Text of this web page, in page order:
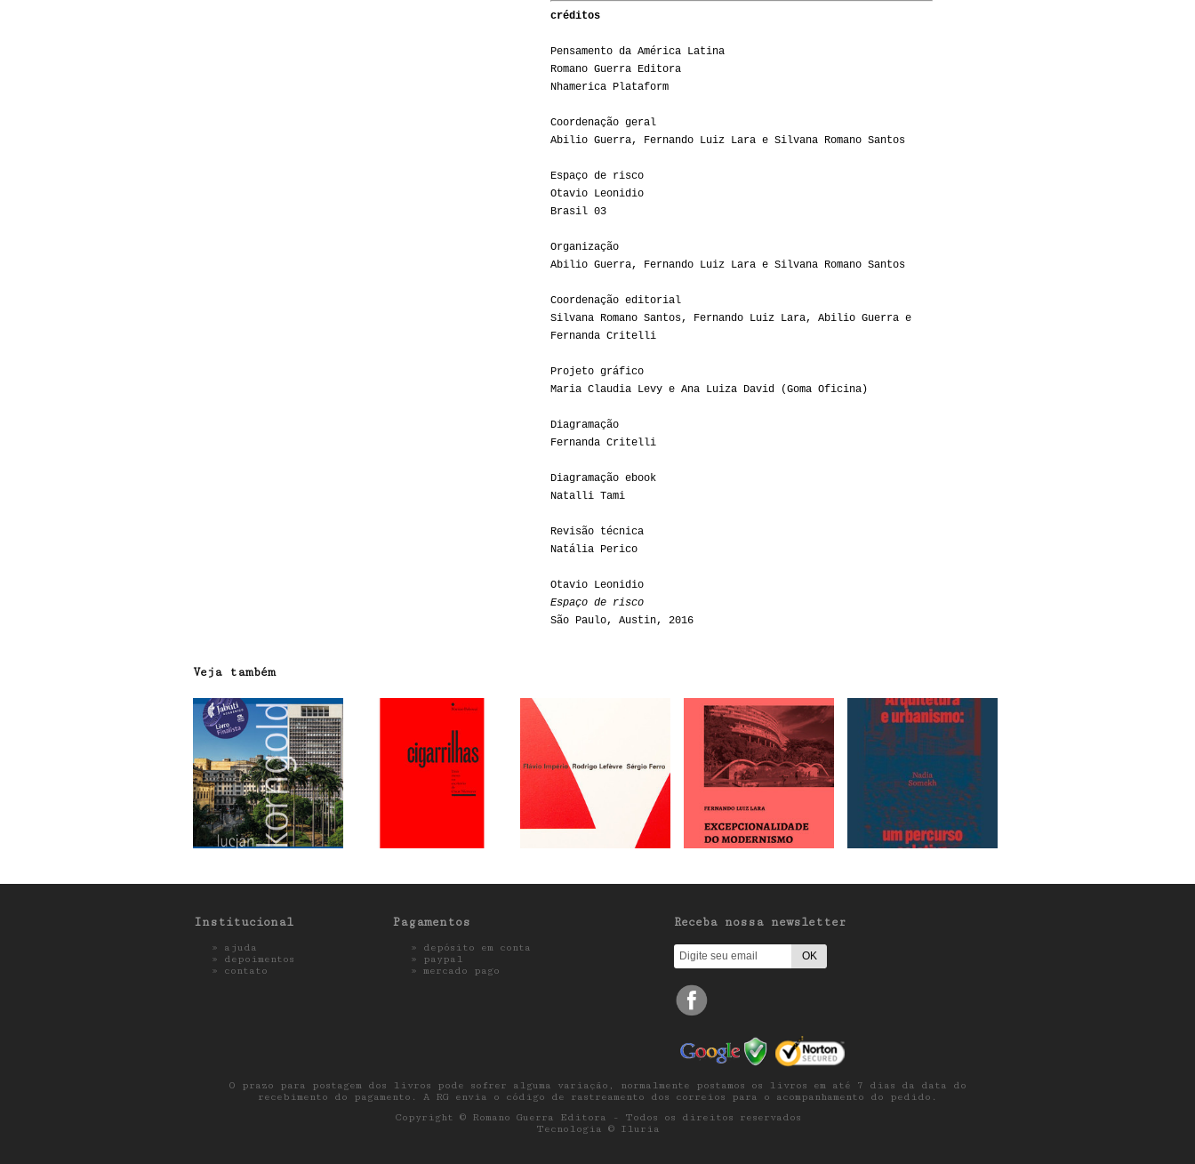
créditos
Pensamento da América Latina
Romano Guerra Editora
Nhamerica Plataform
Coordenação geral
Abilio Guerra, Fernando Luiz Lara e Silvana Romano Santos
Espaço de risco
Otavio Leonidio
Brasil 03
Organização
Abilio Guerra, Fernando Luiz Lara e Silvana Romano Santos
Coordenação editorial
Silvana Romano Santos, Fernando Luiz Lara, Abilio Guerra e
Fernanda Critelli
Projeto gráfico
Maria Claudia Levy e Ana Luiza David (Goma Oficina)
Diagramação
Fernanda Critelli
Diagramação ebook
Natalli Tami
Revisão técnica
Natália Perico
Otavio Leonidio
Espaço de risco
São Paulo, Austin, 2016
Veja também
Institucional
» ajuda
» depoimentos
» contato
Pagamentos
» depósito em conta
» paypal
» mercado pago
Receba nossa newsletter
O prazo para postagem dos livros pode sofrer alguma variação, normalmente postamos os livros em até 7 dias da data do
recebimento do pagamento. A RG envia o código de rastreamento dos correios para o acompanhamento do pedido.
Copyright © Romano Guerra Editora - Todos os direitos reservados
Tecnologia © Iluria